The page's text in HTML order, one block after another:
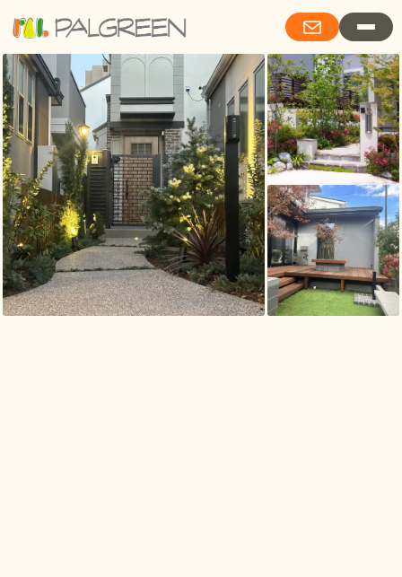
Living with Garden Stories 詩的情緒と、庭物語のあ